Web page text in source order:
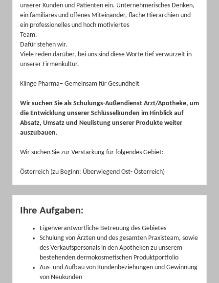
unserer Kunden und Patienten ein. Unternehmerisches Denken,
ein familiäres und offenes Miteinander, flache Hierarchien und
ein professionelles und hoch motiviertes
Team.
Dafür stehen wir.
Viele reden darüber, bei uns sind diese Worte tief verwurzelt in
unserer Firmenkultur.
Klinge Pharma– Gemeinsam für Gesundheit
Wir suchen Sie als Schulungs-Außendienst Arzt/Apotheke, um
die Entwicklung unserer Schlüsselkunden im Hinblick auf
Absatz, Umsatz und Neulistung unserer Produkte weiter
auszubauen.
Wir suchen Sie zur Verstärkung für folgendes Gebiet:
Österreich (zu Beginn: Überwiegend Ost- Österreich)
Ihre Aufgaben:
Eigenverantwortliche Betreuung des Gebietes
Schulung von Ärzten und des gesamten Praxisteam, sowie
des Verkaufspersonals in den Apotheken zu unserem
bestehenden dermokosmetischen Produktportfolio
Aus- und Aufbau von Kundenbeziehungen und Gewinnung
von Neukunden